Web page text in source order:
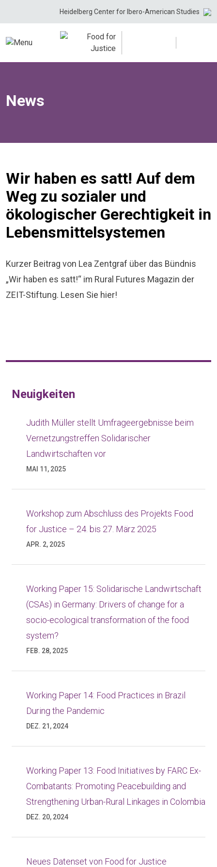
Heidelberg Center for Ibero-American Studies
News
Wir haben es satt! Auf dem
Weg zu sozialer und
ökologischer Gerechtigkeit in
Lebensmittelsystemen
Kurzer Beitrag von Lea Zentgraf über das Bündnis
„Wir haben es satt!“ im Rural Futures Magazin der
ZEIT-Stiftung. Lesen Sie hier!
Neuigkeiten
Judith Müller stellt Umfrageergebnisse beim
Vernetzungstreffen Solidarischer
Landwirtschaften vor
MAI 11, 2025
Workshop zum Abschluss des Projekts Food
for Justice – 24. bis 27. März 2025
APR. 2, 2025
Working Paper 15: Solidarische Landwirtschaft
(CSAs) in Germany: Drivers of change for a
socio-ecological transformation of the food
system?
FEB. 28, 2025
Working Paper 14: Food Practices in Brazil
During the Pandemic
DEZ. 21, 2024
Working Paper 13: Food Initiatives by FARC Ex-
Combatants: Promoting Peacebuilding and
Strengthening Urban-Rural Linkages in Colombia
DEZ. 20, 2024
Neues Datenset von Food for Justice